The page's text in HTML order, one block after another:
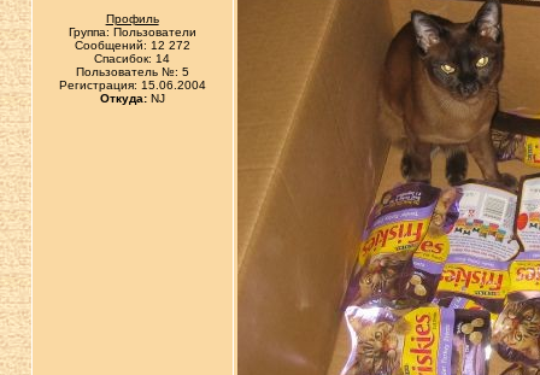
Профиль
Группа: Пользователи
Сообщений: 12 272
Спасибок: 14
Пользователь №: 5
Регистрация: 15.06.2004
Откуда:NJ